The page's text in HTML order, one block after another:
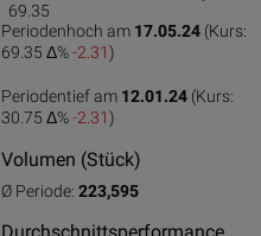
0 100
69.35
Periodenhoch am 17.05.24 (Kurs:
69.35 Δ%-2.31)
Periodentief am 12.01.24 (Kurs:
30.75 Δ%-2.31)
Volumen (Stück)
Ø Periode: 223,595